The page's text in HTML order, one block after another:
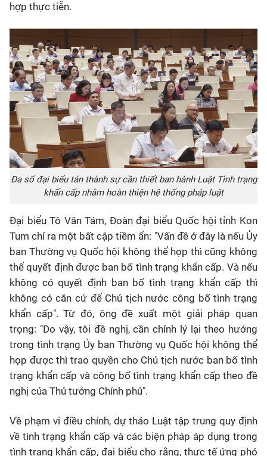
hợp thực tiễn.
Đa số đại biểu tán thành sự cần thiết ban hành Luật Tình trạng
khẩn cấp nhằm hoàn thiện hệ thống pháp luật
Đại biểu Tô Văn Tám, Đoàn đại biểu Quốc hội tỉnh Kon
Tum chỉ ra một bất cập tiềm ẩn: "Vấn đề ở đây là nếu Ủy
ban Thường vụ Quốc hội không thể họp thì cũng không
thể quyết định được ban bố tình trạng khẩn cấp. Và nếu
không có quyết định ban bố tình trạng khẩn cấp thì
không có căn cứ để Chủ tịch nước công bố tình trạng
khẩn cấp". Từ đó, ông đề xuất một giải pháp quan
trọng: "Do vậy, tôi đề nghị, cần chỉnh lý lại theo hướng
trong tình trạng Ủy ban Thường vụ Quốc hội không thể
họp được thì trao quyền cho Chủ tịch nước ban bố tình
trạng khẩn cấp và công bố tình trạng khẩn cấp theo đề
nghị của Thủ tướng Chính phủ".
Về phạm vi điều chỉnh, dự thảo Luật tập trung quy định
về tình trạng khẩn cấp và các biện pháp áp dụng trong
tình trạng khẩn cấp, đại biểu cho rằng, thực tế ứng phó